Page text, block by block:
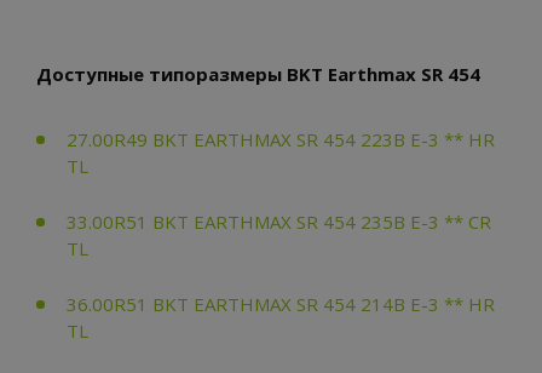
Доступные типоразмеры BKT Earthmax SR 454
27.00R49 BKT EARTHMAX SR 454 223B E-3 ** HR
TL
33.00R51 BKT EARTHMAX SR 454 235B E-3 ** CR
TL
36.00R51 BKT EARTHMAX SR 454 214B E-3 ** HR
TL